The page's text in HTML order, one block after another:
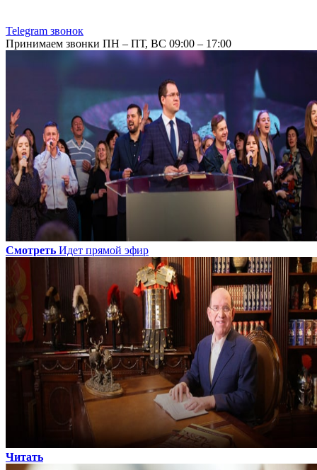
Telegram звонок
Принимаем звонки ПН – ПТ, ВС 09:00 – 17:00
Смотреть Идет прямой эфир
Читать